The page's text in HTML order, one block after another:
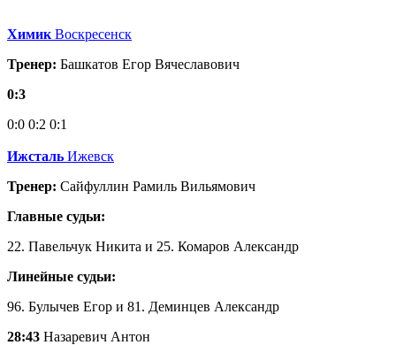
Химик Воскресенск
Тренер: Башкатов Егор Вячеславович
0:3
0:0 0:2 0:1
Ижсталь Ижевск
Тренер: Сайфуллин Рамиль Вильямович
Главные судьи:
22. Павельчук Никита и 25. Комаров Александр
Линейные судьи:
96. Булычев Егор и 81. Деминцев Александр
28:43 Назаревич Антон